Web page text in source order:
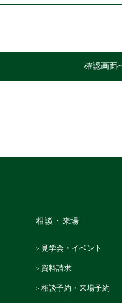
相談・来場
見学会・イベント
資料請求
相談予約・来場予約